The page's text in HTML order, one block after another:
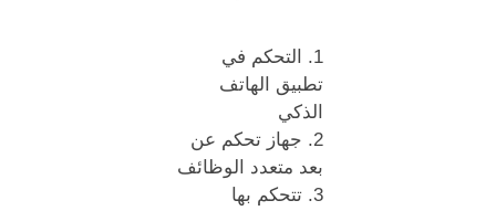
1. التحكم في
تطبيق الهاتف
الذكي
2. جهاز تحكم عن
بعد متعدد الوظائف
3. تتحكم بها